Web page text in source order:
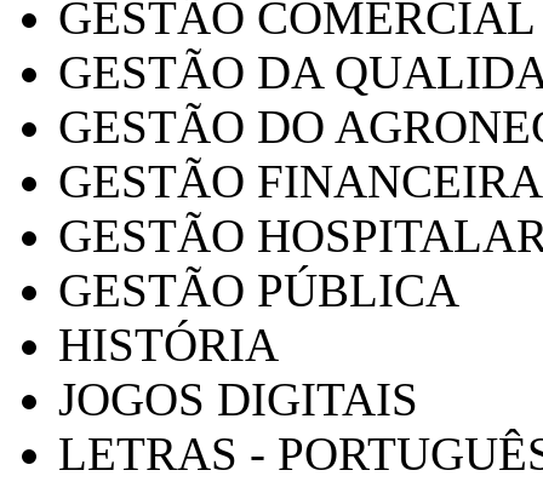
GESTÃO COMERCIAL
GESTÃO DA
GESTÃO DO
GESTÃO FINANCEIRA
GESTÃO
GESTÃO PÚBLICA
HISTÓRIA
JOGOS DIGITAIS
LETRAS -